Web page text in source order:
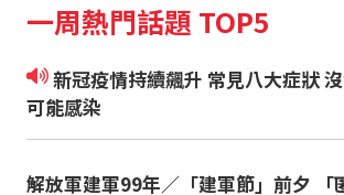
一周熱門話題 TOP5
新冠疫情持續飆升 常見八大症狀 沒發燒也
可能感染
解放軍建軍99年／「建軍節」前夕 「